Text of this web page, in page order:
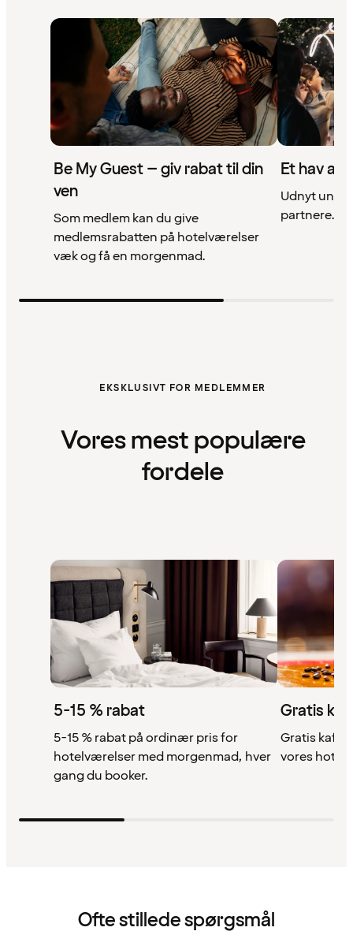
Be My Guest – giv rabat til din
ven
Som medlem kan du give
medlemsrabatten på hotelværelser
væk og få en morgenmad.
Et hav af
Udnyt
partnere.
EKSKLUSIVT FOR MEDLEMMER
Vores mest populære
fordele
5-15 % rabat
5-15 % rabat på ordinær pris for
hotelværelser med morgenmad, hver
gang du booker.
Gratis
Gratis
vores
Ofte stillede spørgsmål